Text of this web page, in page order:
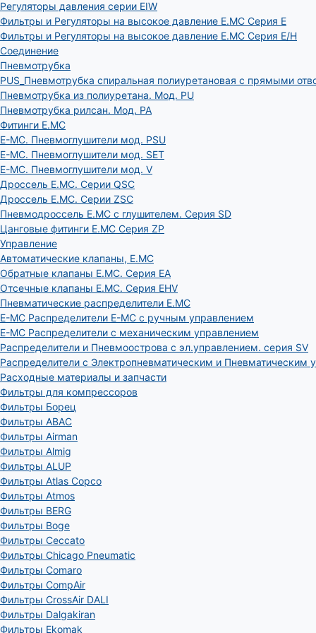
Регуляторы давления серии EIW
Фильтры и Регуляторы на высокое давление E.MC Серия E
Фильтры и Регуляторы на высокое давление E.MC Серия E/H
Соединение
Пневмотрубка
PUS_Пневмотрубка спиральная полиуретановая с прямыми
Пневмотрубка из полиуретана. Мод. РU
Пневмотрубка рилсан. Мод. PA
Фитинги E.MC
E-MC. Пневмоглушители мод. PSU
E-MC. Пневмоглушители мод. SET
E-MC. Пневмоглушители мод. V
Дроссель E.MC. Серии QSC
Дроссель E.MC. Серии ZSC
Пневмодроссель E.MC с глушителем. Серия SD
Цанговые фитинги E.MC Серия ZP
Управление
Автоматические клапаны, Е.МС
Обратные клапаны E.MC. Серия EA
Отсечные клапаны E.MC. Серия EHV
Пневматические распределители E.MC
E-MC Распределители E-MC с ручным управлением
E-MC Распределители с механическим управлением
Распределители и Пневмоострова с эл.управлением. серия SV
Распределители с Электропневматическим и Пневматическим
Расходные материалы и запчасти
Фильтры для компрессоров
Фильтры Борец
Фильтры ABAC
Фильтры Airman
Фильтры Almig
Фильтры ALUP
Фильтры Atlas Copco
Фильтры Atmos
Фильтры BERG
Фильтры Boge
Фильтры Ceccato
Фильтры Chicago Pneumatic
Фильтры Comaro
Фильтры CompAir
Фильтры CrossAir DALI
Фильтры Dalgakiran
Фильтры Ekomak